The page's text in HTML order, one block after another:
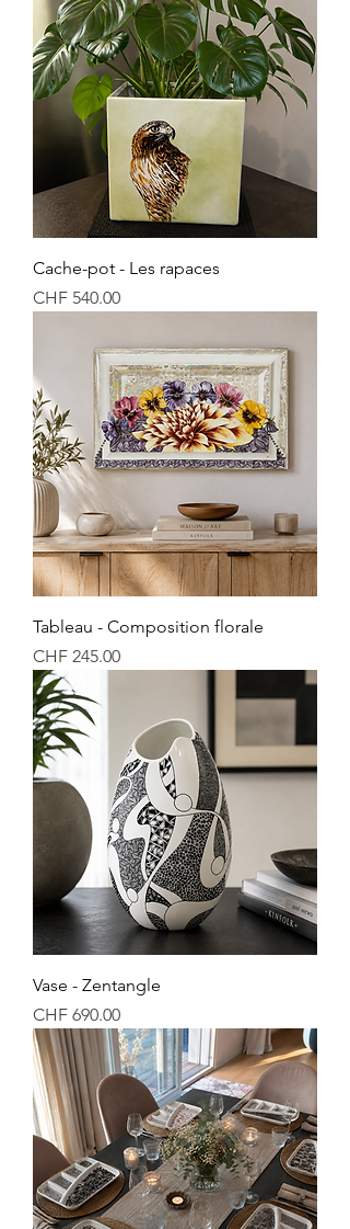
Cache-pot - Les rapaces
Price
CHF 540.00
Tableau - Composition florale
Price
CHF 245.00
Vase - Zentangle
Price
CHF 690.00